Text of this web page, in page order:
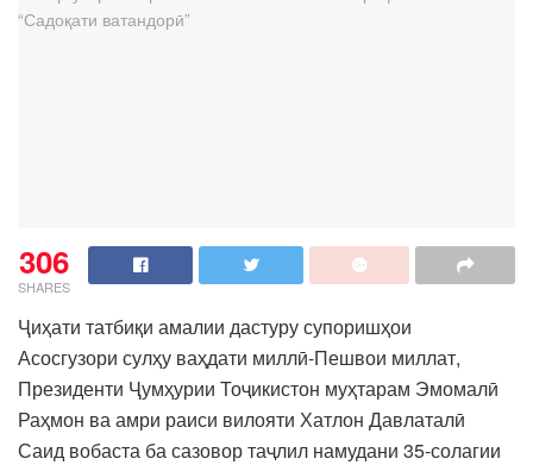
306
SHARES
Ҷиҳати татбиқи амалии дастуру супоришҳои
Асосгузори сулҳу ваҳдати миллӣ-Пешвои миллат,
Президенти Ҷумҳурии Тоҷикистон муҳтарам Эмомалӣ
Раҳмон ва амри раиси вилояти Хатлон Давлаталӣ
Саид вобаста ба сазовор таҷлил намудани 35-солагии